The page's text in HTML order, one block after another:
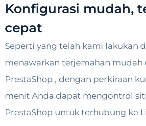
Konfigurasi mudah,
cepat
Seperti yang telah kami lakukan
menawarkan terjemahan mudah
PrestaShop , dengan perkiraan
menit Anda dapat mengontrol
PrestaShop untuk terhubung ke